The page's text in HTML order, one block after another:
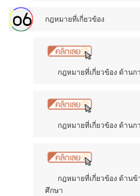
กฎหมายที่เกี่ยวข้อง
กฎหมายที่เกี่ยวข้อง ด้านกา
กฎหมายที่เกี่ยวข้อง ด้านก
กฎหมายที่เกี่ยวข้อง ด้านข้า
ศึกษา